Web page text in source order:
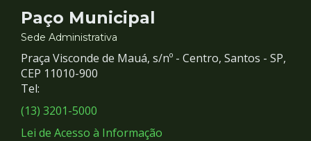
Contato
e
Redes
Sociais
Paço Municipal
Sede Administrativa
Praça Visconde de Mauá, s/nº - Centro, Santos - SP,
CEP 11010-900
Tel:
(13) 3201-5000
Lei de Acesso à Informação